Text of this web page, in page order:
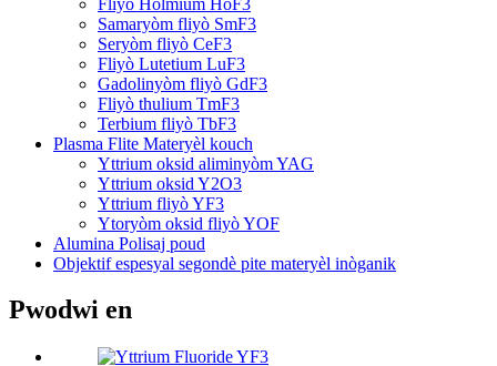
Samaryòm fliyò SmF3
Seryòm fliyò CeF3
Fliyò Lutetium LuF3
Gadolinyòm fliyò GdF3
Fliyò thulium TmF3
Terbium fliyò TbF3
Plasma Flite Materyèl kouch
Yttrium oksid aliminyòm YAG
Yttrium oksid Y2O3
Yttrium fliyò YF3
Ytoryòm oksid fliyò YOF
Alumina Polisaj poud
Objektif espesyal segondè pite materyèl inòganik
Pwodwi en